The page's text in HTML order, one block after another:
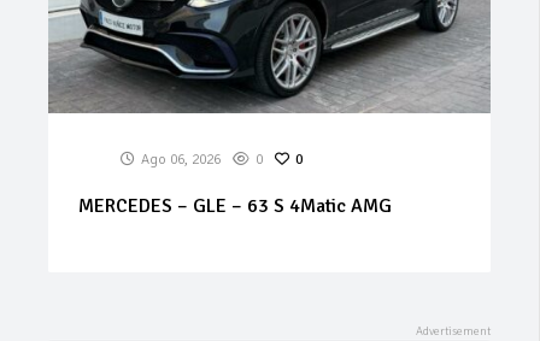
– 63 S 4Matic AMG SKODA Kamiq 1.0 TSI